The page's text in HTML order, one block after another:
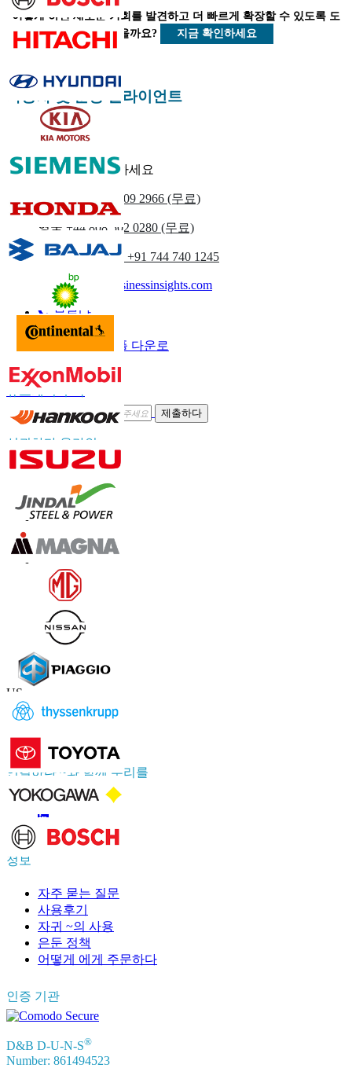
지금 맞춤 설정
어떻게 하면 새로운 기회를 발견하고 더 빠르게 확장할 수 있도록 도
울 수 있을까요?
지금 확인하세요
자동차 및 운송 클라이언트
우리에게 연락하세요
우리를 +1 833 909 2966 (무료)
영국 +44 808 502 0280 (무료)
(아시아 태평양) +91 744 740 1245
sales@fortunebusinessinsights.com
부르다
이메일
샘플 다운로
뉴스레터 구독
제출하다
신뢰하다 온라인
연락하다 우리를
US
UK+44 808 502 0280 (Toll Free )
APAC
+91 744 740 1245
sales@fortunebusinessinsights.com
연결하다 ~와 함께 우리를
정보
자주 묻는 질문
사용후기
자귀 ~의 사용
은둔 정책
어떻게 에게 주문하다
인증 기관
D&B D-U-N-S®
Number: 861494523